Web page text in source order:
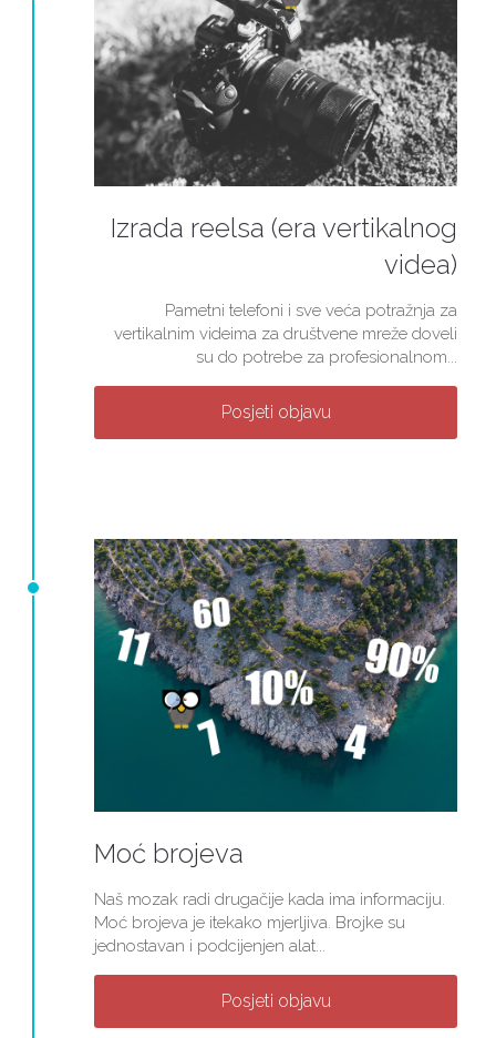
Izrada reelsa (era vertikalnog
videa)
Pametni telefoni i sve veća potražnja za
vertikalnim videima za društvene mreže doveli
su do potrebe za profesionalnom...
Posjeti objavu
Moć brojeva
Naš mozak radi drugačije kada ima informaciju.
Moć brojeva je itekako mjerljiva. Brojke su
jednostavan i podcijenjen alat...
Posjeti objavu